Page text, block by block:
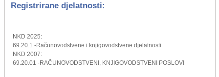
Registrirane djelatnosti:
NKD 2025:
69.20.1 -Računovodstvene i knjigovodstvene djelatnosti
NKD 2007:
69.20.01 -RAČUNOVODSTVENI, KNJIGOVODSTVENI POSLOVI